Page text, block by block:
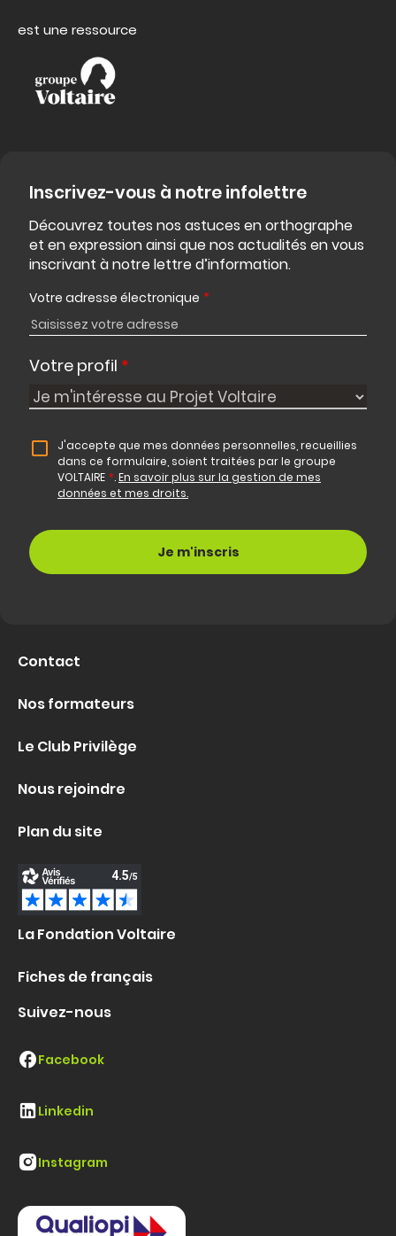
est une ressource
Inscrivez-vous à notre infolettre
Découvrez toutes nos astuces en orthographe
et en expression ainsi que nos actualités en vous
inscrivant à notre lettre d’information.
Votre adresse électronique *
Votre profil *
J'accepte que mes données personnelles, recueillies
dans ce formulaire, soient traitées par le groupe
VOLTAIRE *.En savoir plus sur la gestion de mes
données et mes droits.
Contact
Nos formateurs
Le Club Privilège
Nous rejoindre
Plan du site
La Fondation Voltaire
Fiches de français
Suivez-nous
Facebook
Linkedin
Instagram